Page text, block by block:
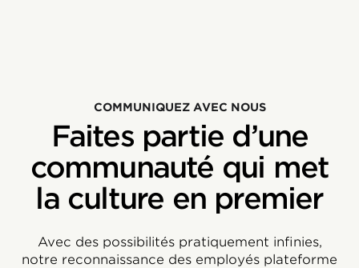
COMMUNIQUEZ AVEC NOUS
Faites partie d’une
communauté qui met
la culture en premier
Avec des possibilités pratiquement infinies,
notre reconnaissance des employés plateforme